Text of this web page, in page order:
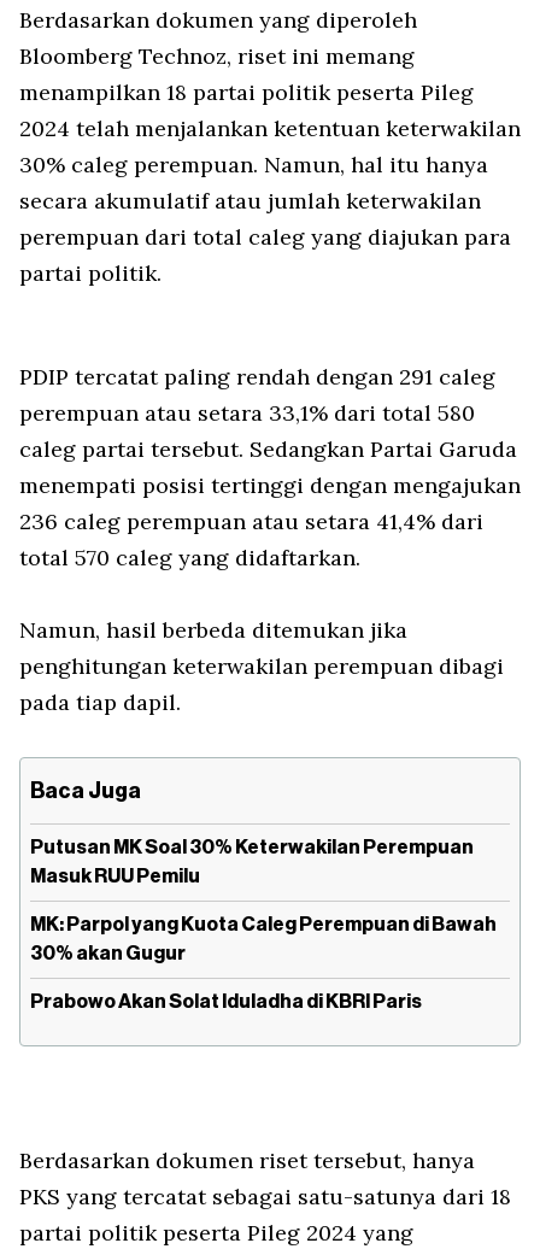
Berdasarkan dokumen yang diperoleh
Bloomberg Technoz, riset ini memang
menampilkan 18 partai politik peserta Pileg
2024 telah menjalankan ketentuan keterwakilan
30% caleg perempuan. Namun, hal itu hanya
secara akumulatif atau jumlah keterwakilan
perempuan dari total caleg yang diajukan para
partai politik.
PDIP tercatat paling rendah dengan 291 caleg
perempuan atau setara 33,1% dari total 580
caleg partai tersebut. Sedangkan Partai Garuda
menempati posisi tertinggi dengan mengajukan
236 caleg perempuan atau setara 41,4% dari
total 570 caleg yang didaftarkan.
Namun, hasil berbeda ditemukan jika
penghitungan keterwakilan perempuan dibagi
pada tiap dapil.
Baca Juga
Putusan MK Soal 30% Keterwakilan Perempuan
Masuk RUU Pemilu
MK: Parpol yang Kuota Caleg Perempuan di Bawah
30% akan Gugur
Prabowo Akan Solat Iduladha di KBRI Paris
Berdasarkan dokumen riset tersebut, hanya
PKS yang tercatat sebagai satu-satunya dari 18
partai politik peserta Pileg 2024 yang